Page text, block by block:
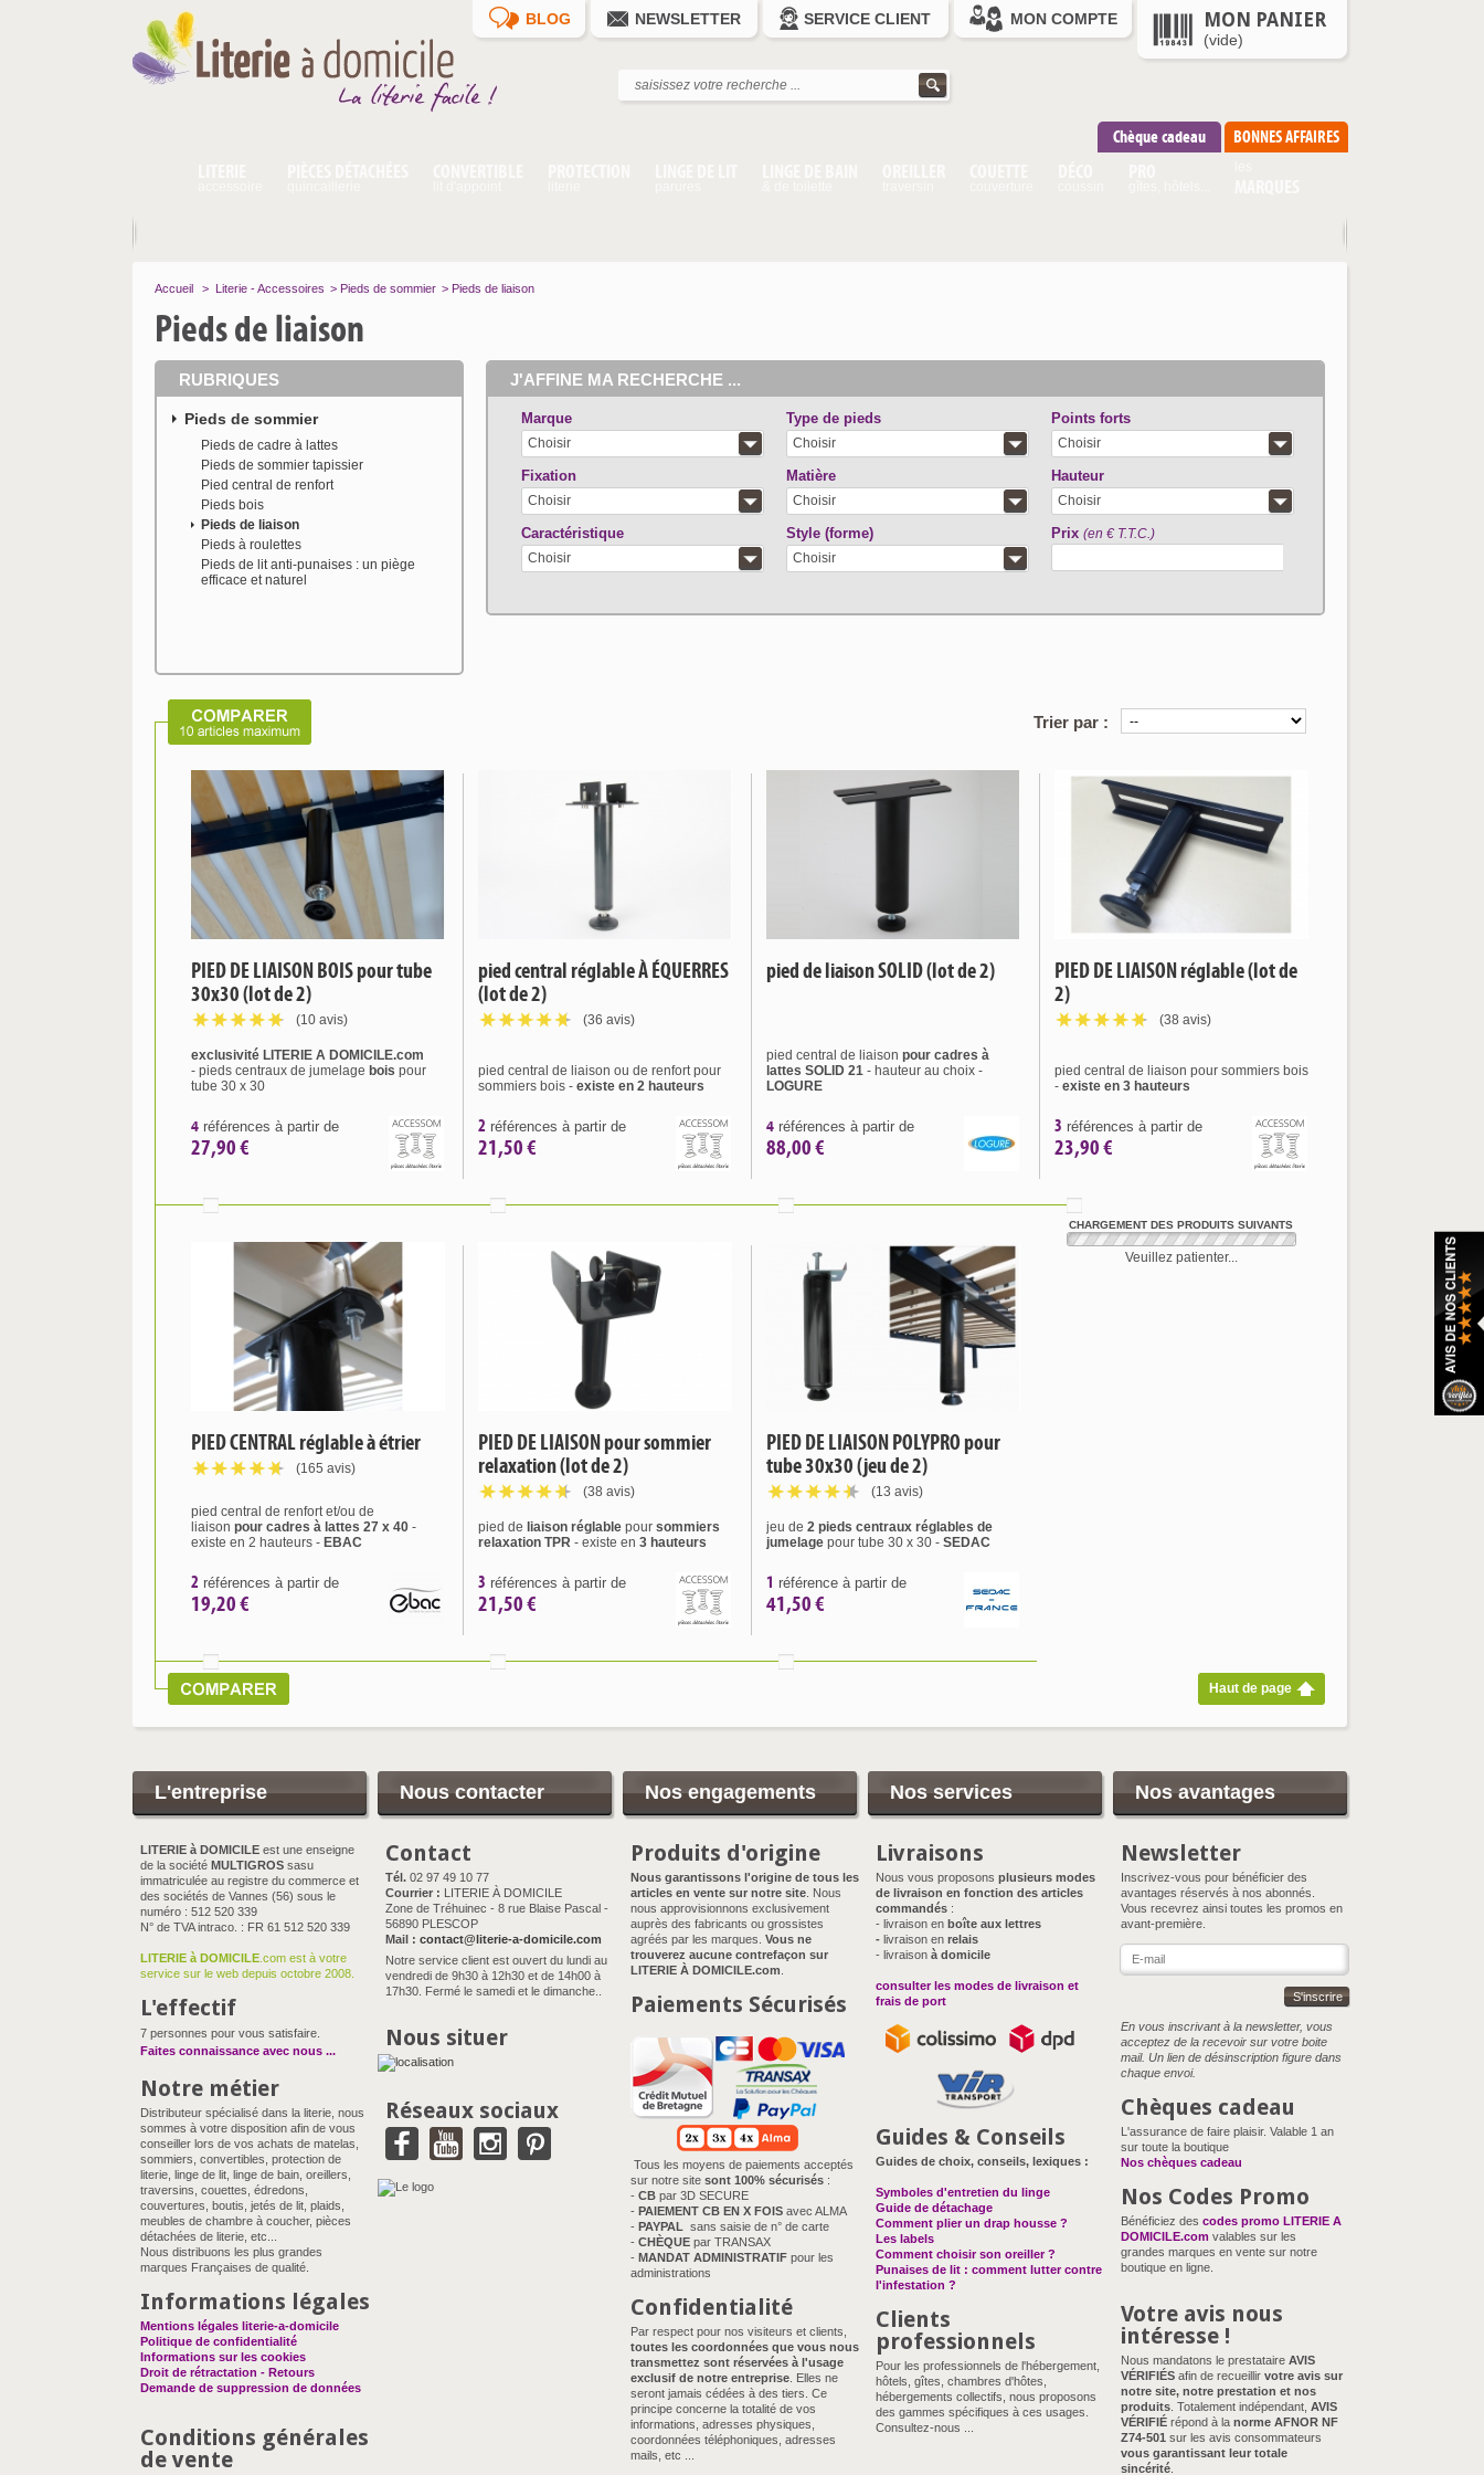
BLOG NEWSLETTER SERVICE CLIENT MON COMPTE MON PANIER
(vide)
BONNES AFFAIRES
Chèque cadeau
Accueil > Literie - Accessoires > Pieds de sommier > Pieds de liaison
Pieds de liaison
RUBRIQUES
Pieds de sommier
Pieds de cadre à lattes
Pieds de sommier tapissier
Pied central de renfort
Pieds bois
Pieds de liaison
Pieds à roulettes
Pieds de lit anti-punaises : un piège
efficace et naturel
J'AFFINE MA RECHERCHE ...
Marque
Choisir
Type de pieds
Choisir
Points forts
Choisir
Fixation
Choisir
Matière
Choisir
Hauteur
Choisir
Caractéristique
Choisir
Style (forme)
Choisir
Prix (en € T.T.C.)
Trier par :
PIED DE LIAISON BOIS pour tube
30x30 (lot de 2)
(10 avis)
exclusivité LITERIE A DOMICILE.com
- pieds centraux de jumelage bois pour
tube 30 x 30
4 références à partir de
27,90 €
pied central réglable À ÉQUERRES
(lot de 2)
(36 avis)
pied central de liaison ou de renfort pour
sommiers bois - existe en 2 hauteurs
2 références à partir de
21,50 €
pied de liaison SOLID (lot de 2)
pied central de liaison pour cadres à
lattes SOLID 21 - hauteur au choix -
LOGURE
4 références à partir de
88,00 €
PIED DE LIAISON réglable (lot de
2)
(38 avis)
pied central de liaison pour sommiers bois
- existe en 3 hauteurs
3 références à partir de
23,90 €
PIED CENTRAL réglable à étrier
(165 avis)
pied central de renfort et/ou de
liaison pour cadres à lattes 27 x 40 -
existe en 2 hauteurs - EBAC
2 références à partir de
19,20 €
PIED DE LIAISON pour sommier
relaxation (lot de 2)
(38 avis)
pied de liaison réglable pour sommiers
relaxation TPR - existe en 3 hauteurs
3 références à partir de
21,50 €
PIED DE LIAISON POLYPRO pour
tube 30x30 (jeu de 2)
(13 avis)
jeu de 2 pieds centraux réglables de
jumelage pour tube 30 x 30 - SEDAC
1 référence à partir de
41,50 €
CHARGEMENT DES PRODUITS SUIVANTS
Veuillez patienter...
Haut de page
L'entreprise
LITERIE à DOMICILE est une enseigne
de la société MULTIGROS sasu
immatriculée au registre du commerce et
des sociétés de Vannes (56) sous le
numéro : 512 520 339
N° de TVA intraco. : FR 61 512 520 339
LITERIE à DOMICILE .com est à votre
service sur le web depuis octobre 2008.
L'effectif
7 personnes pour vous satisfaire.
Faites connaissance avec nous ...
Notre métier
Distributeur spécialisé dans la literie, nous
sommes à votre disposition afin de vous
conseiller lors de vos achats de matelas,
sommiers, convertibles, protection de
literie, linge de lit, linge de bain, oreillers,
traversins, couettes, édredons,
couvertures, boutis, jetés de lit, plaids,
meubles de chambre à coucher, pièces
détachées de literie, etc...
Nous distribuons les plus grandes
marques Françaises de qualité.
Informations légales
Mentions légales literie-a-domicile
Politique de confidentialité
Informations sur les cookies
Droit de rétractation - Retours
Demande de suppression de données
Conditions générales
de vente
Nous contacter
Contact
Tél. 02 97 49 10 77
Courrier : LITERIE À DOMICILE
Zone de Tréhuinec - 8 rue Blaise Pascal -
56890 PLESCOP
Mail : contact@literie-a-domicile.com
Notre service client est ouvert du lundi au
vendredi de 9h30 à 12h30 et de 14h00 à
17h30. Fermé le samedi et le dimanche..
Nous situer
Réseaux sociaux
Nos engagements
Produits d'origine
Nous garantissons l'origine de tous les
articles en vente sur notre site . Nous
nous approvisionnons exclusivement
auprès des fabricants ou grossistes
agréés par les marques. Vous ne
trouverez aucune contrefaçon sur
LITERIE À DOMICILE.com
Paiements Sécurisés
Tous les moyens de paiements acceptés
sur notre site sont 100% sécurisés :
- CB par 3D SECURE
- PAIEMENT CB EN X FOIS avec ALMA
- PAYPAL sans saisie de n° de carte
- CHÈQUE par TRANSAX
- MANDAT ADMINISTRATIF pour les
administrations
Confidentialité
Par respect pour nos visiteurs et clients,
toutes les coordonnées que vous nous
transmettez sont réservées à l'usage
exclusif de notre entreprise . Elles ne
seront jamais cédées à des tiers. Ce
principe concerne la totalité de vos
informations, adresses physiques,
coordonnées téléphoniques, adresses
mails, etc ...
Nos services
Livraisons
Nous vous proposons plusieurs modes
de livraison en fonction des articles
commandés :
- livraison en boîte aux lettres
- livraison en relais
- livraison à domicile
consulter les modes de livraison et
frais de port
Guides & Conseils
Guides de choix, conseils, lexiques :
Symboles d'entretien du linge
Guide de détachage
Comment plier un drap housse ?
Les labels
Comment choisir son oreiller ?
Punaises de lit : comment lutter contre
l'infestation ?
Clients
professionnels
Pour les professionnels de l'hébergement,
hôtels, gîtes, chambres d'hôtes,
hébergements collectifs, nous proposons
des gammes spécifiques à ces usages.
Consultez-nous ...
Nos avantages
Newsletter
Inscrivez-vous pour bénéficier des
avantages réservés à nos abonnés.
Vous recevrez ainsi toutes les promos en
avant-première.
S'inscrire
En vous inscrivant à la newsletter, vous
acceptez de la recevoir sur votre boite
mail. Un lien de désinscription figure dans
chaque envoi.
Chèques cadeau
L'assurance de faire plaisir. Valable 1 an
sur toute la boutique
Nos chèques cadeau
Nos Codes Promo
Bénéficiez des codes promo LITERIE A
DOMICILE.com valables sur les
grandes marques en vente sur notre
boutique en ligne.
Votre avis nous
intéresse !
Nous mandatons le prestataire AVIS
VÉRIFIÉS afin de recueillir votre avis sur
notre site, notre prestation et nos
produits . Totalement indépendant, AVIS
VÉRIFIÉ répond à la norme AFNOR NF
Z74-501 sur les avis consommateurs
vous garantissant leur totale
sincérité